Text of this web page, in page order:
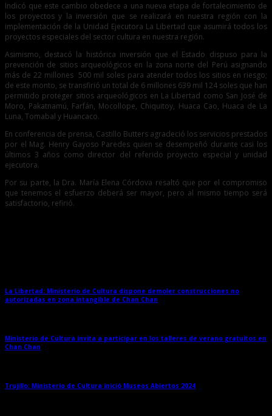
Indicó que este cambio obedece a una nueva etapa de fortalecimiento de
los proyectos y la inversión que se realizará en nuestra región con la
implementación de la Unidad Ejecutora La Libertad que asumirá todos los
proyectos especiales del sector cultura en nuestra región.
Asimismo, destacó la histórica inversión que el Estado dispuso para la
prevención de sitios arqueológicos en la zona norte del Perú asignando
más de 22 millones 500 mil soles para atender todos los sitios en riesgo;
de este monto, se transfirió un total de 6 millones 639 mil 124 soles que han
permitido proteger sitios arqueológicos en La Libertad como San José de
Moro, Pakatnamú, Farfán, Mocollope, Chiquitoy, Huaca Cao, Huaca de La
Luna, Tomabal y Huancaco.
En conferencia de prensa, Castillo Butters agradeció los servicios prestados
por el Mag. Henry Gayoso Paredes quien se desempeñó durante casi los
últimos 3 años como director del referido proyecto especial y unidad
ejecutora.
Por su parte, la Dra. María Elena Córdova resaltó que por el compromiso
que tenemos el esfuerzo deberá ser mayor, pero al mismo tiempo será
satisfactorio, refirió.
La Libertad: Ministerio de Cultura dispone demoler construcciones no
autorizadas en zona intangible de Chan Chan
Ministerio de Cultura invita a participar en los talleres de verano gratuitos en
Chan Chan
Trujillo: Ministerio de Cultura inició Museos Abiertos 2024